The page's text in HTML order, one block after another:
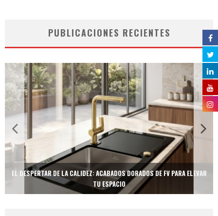
PUBLICACIONES RECIENTES
EL DESPERTAR DE LA CALIDEZ: ACABADOS DORADOS DE FV PARA ELEVAR
TU ESPACIO